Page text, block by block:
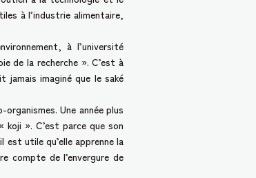
à l’industrie alimentaire,
à l’université
de la recherche ». C’est à
jamais imaginé que le saké
Une année plus
». C’est parce que son
est utile qu’elle apprenne la
compte de l’envergure de